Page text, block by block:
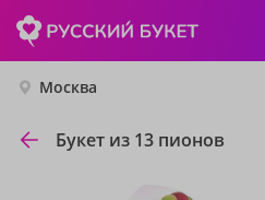
Москва
Букет из 13 пионов